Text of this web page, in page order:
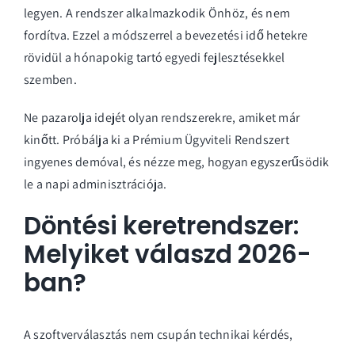
legyen. A rendszer alkalmazkodik Önhöz, és nem
fordítva. Ezzel a módszerrel a bevezetési idő hetekre
rövidül a hónapokig tartó egyedi fejlesztésekkel
szemben.
Ne pazarolja idejét olyan rendszerekre, amiket már
kinőtt. Próbálja ki a Prémium Ügyviteli Rendszert
ingyenes demóval, és nézze meg, hogyan egyszerűsödik
le a napi adminisztrációja.
Döntési keretrendszer:
Melyiket válaszd 2026-
ban?
A szoftverválasztás nem csupán technikai kérdés,